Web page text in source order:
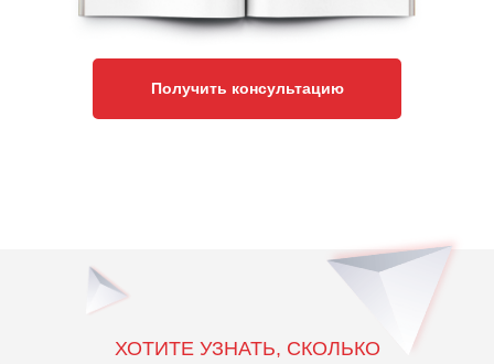
Получить консультацию
ХОТИТЕ УЗНАТЬ, СКОЛЬКО